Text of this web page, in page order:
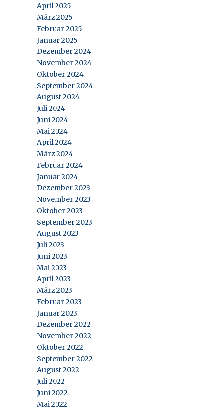
April 2025
März 2025
Februar 2025
Januar 2025
Dezember 2024
November 2024
Oktober 2024
September 2024
August 2024
Juli 2024
Juni 2024
Mai 2024
April 2024
März 2024
Februar 2024
Januar 2024
Dezember 2023
November 2023
Oktober 2023
September 2023
August 2023
Juli 2023
Juni 2023
Mai 2023
April 2023
März 2023
Februar 2023
Januar 2023
Dezember 2022
November 2022
Oktober 2022
September 2022
August 2022
Juli 2022
Juni 2022
Mai 2022